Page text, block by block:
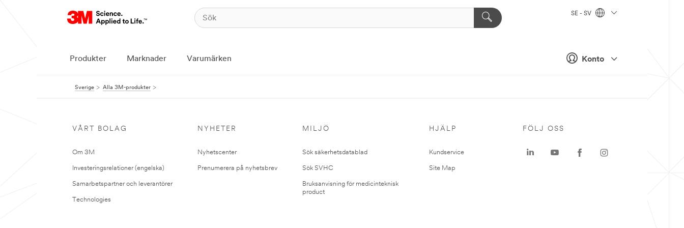
Konto
SE - SV
Produkter Marknader Varumärken
Sverige Alla 3M-produkter
VÅRT BOLAG
Om 3M
Investeringsrelationer (engelska)
Samarbetspartner och leverantörer
Technologies
NYHETER
Nyhetscenter
Prenumerera på nyhetsbrev
MILJÖ
Sök säkerhetsdatablad
Sök SVHC
Bruksanvisning för medicinteknisk
product
HJÄLP
Kundservice
Site Map
FÖLJ OSS